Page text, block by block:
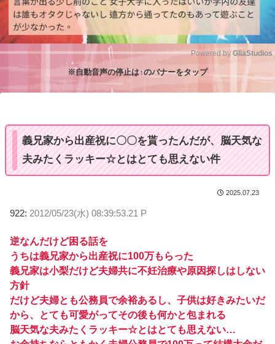
M
Powered by GliaStudios
※自動音声の停止は↑のバナーをタップ
義兄家から出産祝に〇〇を貰ったんだが、脳天気な
夫みたくラッキー☆とはとても思えない件
2025.07.23
922: 2012/05/23(水) 08:39:53.21 P
逆なんだけど困る話を
うちは義兄家から出産祝に100万もらった
義兄家は小梨だけど夫婦共に不妊治療や原因探しはしない
方針
だけど夫婦とも公務員で余裕あるし、子供は好きみたいだ
から、とても可愛がってその後も何かと包まれる
脳天気な夫みたくラッキー☆とはとても思えない…